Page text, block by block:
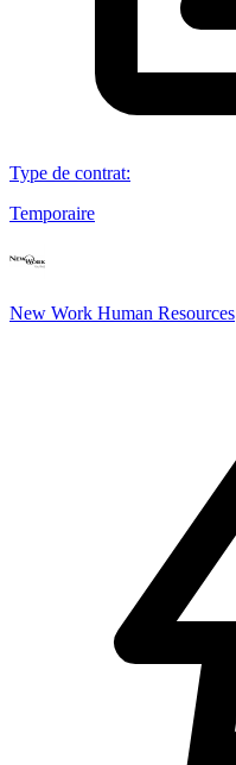
Type de contrat:
Temporaire
New Work Human Resources